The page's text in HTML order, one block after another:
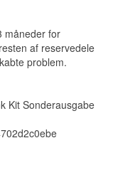
måneder for
af ​​reservedele
problem.